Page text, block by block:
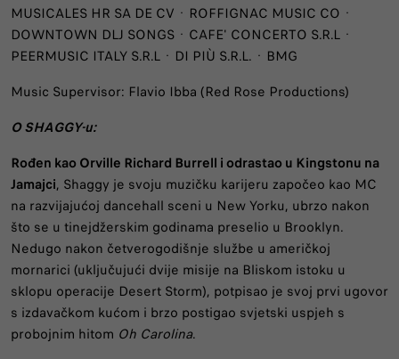
MUSICALES HR SA DE CV · ROFFIGNAC MUSIC CO ·
DOWNTOWN DLJ SONGS · CAFE' CONCERTO S.R.L ·
PEERMUSIC ITALY S.R.L · DI PIÙ S.R.L. · BMG
Music Supervisor: Flavio Ibba (Red Rose Productions)
O SHAGGY-u:
Rođen kao Orville Richard Burrell i odrastao u Kingstonu na
Jamajci, Shaggy je svoju muzičku karijeru započeo kao MC
na razvijajućoj dancehall sceni u New Yorku, ubrzo nakon
što se u tinejdžerskim godinama preselio u Brooklyn.
Nedugo nakon četverogodišnje službe u američkoj
mornarici (uključujući dvije misije na Bliskom istoku u
sklopu operacije Desert Storm), potpisao je svoj prvi ugovor
s izdavačkom kućom i brzo postigao svjetski uspjeh s
probojnim hitom Oh Carolina.